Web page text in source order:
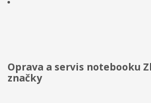
Oprava a servis notebooku
značky